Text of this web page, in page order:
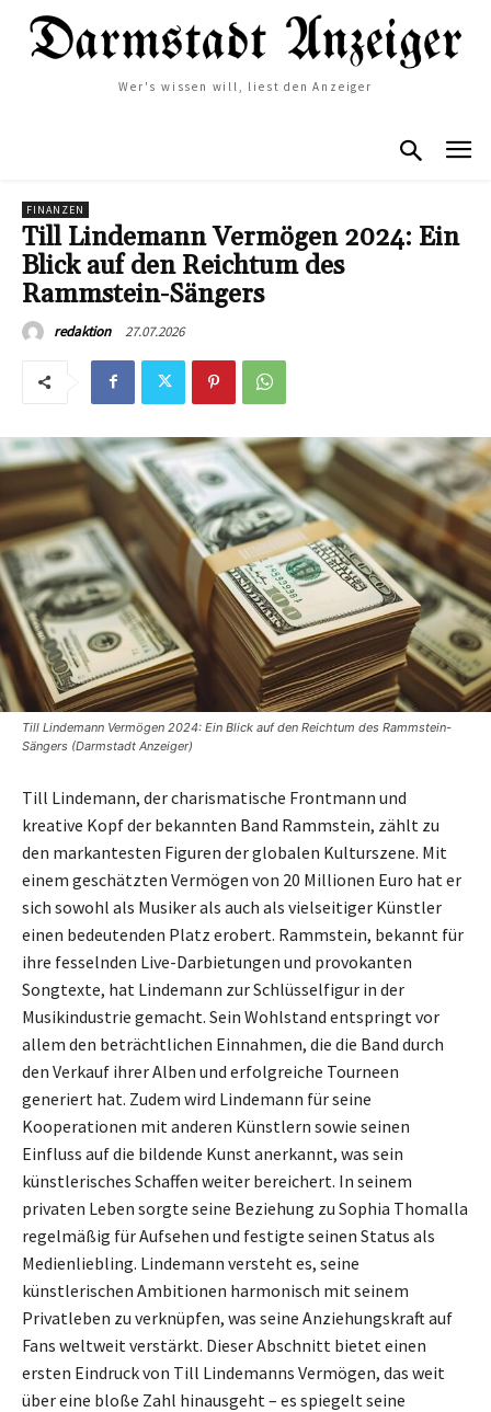
Wer's wissen will, liest den Anzeiger
FINANZEN
Till Lindemann Vermögen 2024: Ein
Blick auf den Reichtum des
Rammstein-Sängers
redaktion 27.07.2026
Till Lindemann Vermögen 2024: Ein Blick auf den Reichtum des Rammstein-
Sängers (Darmstadt Anzeiger)
Till Lindemann, der charismatische Frontmann und
kreative Kopf der bekannten Band Rammstein, zählt zu
den markantesten Figuren der globalen Kulturszene. Mit
einem geschätzten Vermögen von 20 Millionen Euro hat er
sich sowohl als Musiker als auch als vielseitiger Künstler
einen bedeutenden Platz erobert. Rammstein, bekannt für
ihre fesselnden Live-Darbietungen und provokanten
Songtexte, hat Lindemann zur Schlüsselfigur in der
Musikindustrie gemacht. Sein Wohlstand entspringt vor
allem den beträchtlichen Einnahmen, die die Band durch
den Verkauf ihrer Alben und erfolgreiche Tourneen
generiert hat. Zudem wird Lindemann für seine
Kooperationen mit anderen Künstlern sowie seinen
Einfluss auf die bildende Kunst anerkannt, was sein
künstlerisches Schaffen weiter bereichert. In seinem
privaten Leben sorgte seine Beziehung zu Sophia Thomalla
regelmäßig für Aufsehen und festigte seinen Status als
Medienliebling. Lindemann versteht es, seine
künstlerischen Ambitionen harmonisch mit seinem
Privatleben zu verknüpfen, was seine Anziehungskraft auf
Fans weltweit verstärkt. Dieser Abschnitt bietet einen
ersten Eindruck von Till Lindemanns Vermögen, das weit
über eine bloße Zahl hinausgeht – es spiegelt seine